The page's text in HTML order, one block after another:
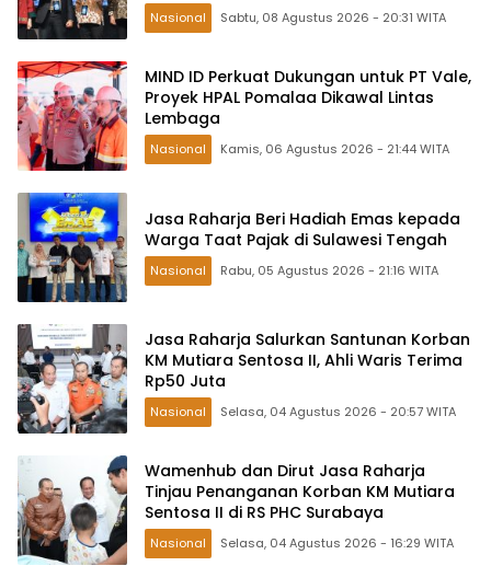
Nasional Sabtu, 08 Agustus 2026 - 20:31 WITA
MIND ID Perkuat Dukungan untuk PT Vale,
Proyek HPAL Pomalaa Dikawal Lintas
Lembaga
Nasional Kamis, 06 Agustus 2026 - 21:44 WITA
Jasa Raharja Beri Hadiah Emas kepada
Warga Taat Pajak di Sulawesi Tengah
Nasional Rabu, 05 Agustus 2026 - 21:16 WITA
Jasa Raharja Salurkan Santunan Korban
KM Mutiara Sentosa II, Ahli Waris Terima
Rp50 Juta
Nasional Selasa, 04 Agustus 2026 - 20:57 WITA
Wamenhub dan Dirut Jasa Raharja
Tinjau Penanganan Korban KM Mutiara
Sentosa II di RS PHC Surabaya
Nasional Selasa, 04 Agustus 2026 - 16:29 WITA